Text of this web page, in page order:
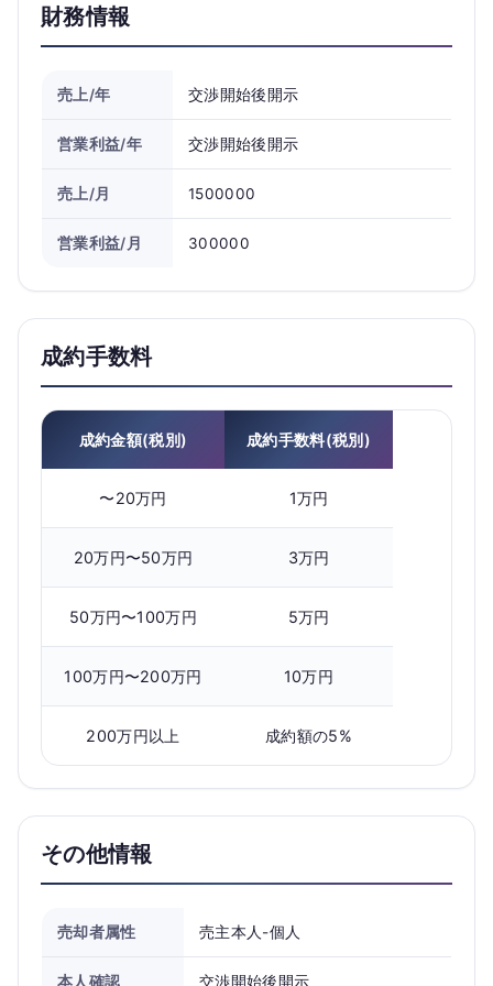
財務情報
売上/年 交渉開始後開示
営業利益/年 交渉開始後開示
売上/月 1500000
営業利益/月 300000
成約手数料
成約金額(税別) 成約手数料(税別)
〜20万円 1万円
20万円〜50万円 3万円
50万円〜100万円 5万円
100万円〜200万円 10万円
200万円以上 成約額の5%
その他情報
売却者属性 売主本人-個人
本人確認 交渉開始後開示